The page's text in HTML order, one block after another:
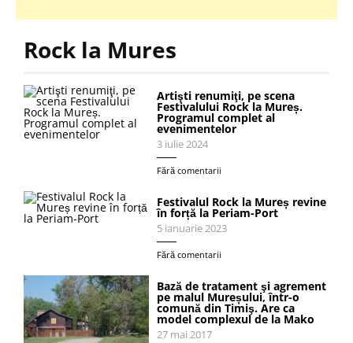
Rock la Mures
Artişti renumiţi, pe scena
Festivalului Rock la Mureș.
Programul complet al
evenimentelor
3 iulie 2024
Fără comentarii
Festivalul Rock la Mureș revine
în forță la Periam-Port
5 ianuarie 2023
Fără comentarii
Bază de tratament şi agrement
pe malul Mureșului, într-o
comună din Timiş. Are ca
model complexul de la Mako
27 mai 2017